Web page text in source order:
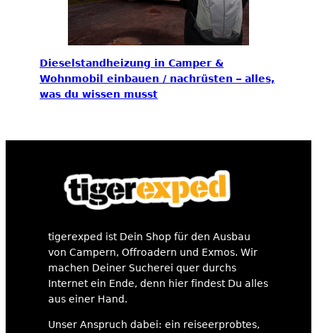
Dieselstandheizung in Camper &
Wohnmobil einbauen / nachrüsten – alles,
was du wissen musst
tigerexped ist Dein Shop für den Ausbau
von Campern, Offroadern und Exmos. Wir
machen Deiner Sucherei quer durchs
Internet ein Ende, denn hier findest Du alles
aus einer Hand.
Unser Anspruch dabei: ein reiseerprobtes,